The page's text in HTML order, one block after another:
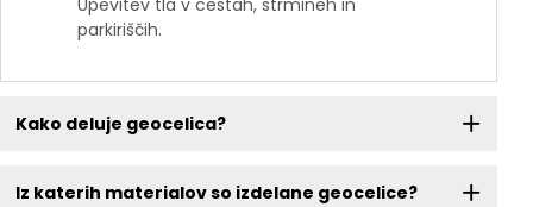
Upevitev tla v cestah, strmineh in
parkiriščih.
Kako deluje geocelica?
Iz katerih materialov so izdelane geocelice?